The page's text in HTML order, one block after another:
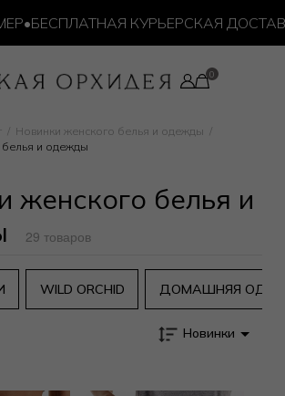
•БЕСПЛАТНАЯ КУРЬЕРСКАЯ ДОСТАВКА
Новинки женского белья и одежды
и одежды
женского белья и
29 товаров
WILD ORCHID ДОМАШНЯЯ
Новинки